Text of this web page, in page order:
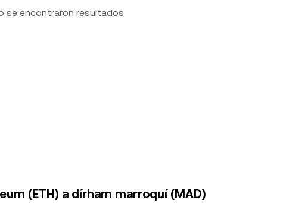
se encontraron resultados
(ETH) a dírham marroquí (MAD)